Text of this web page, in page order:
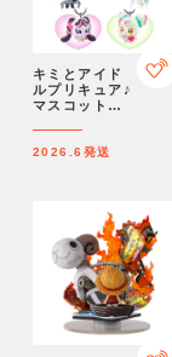
キミとアイド
ルプリキュア♪
マスコット
アムバンダイ
2026.6発送